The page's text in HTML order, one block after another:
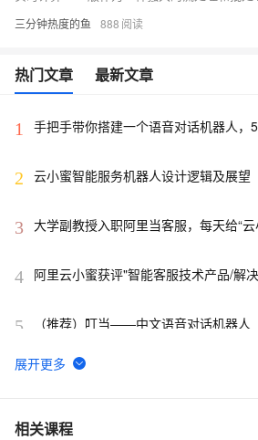
三分钟热度的鱼 888
热门文章 最新文章
1
手把手带你搭建一个语音对话机器人，
2 云小蜜智能服务机器人设计逻辑及展望
3 大学副教授入职阿里当客服，每天给“云
4 阿里云小蜜获评"智能客服技术产品/解
5 （推荐）叮当——中文语音对话机器人
6
中国人工智能学会通讯——自然语言处
7 简单几步，钉钉机器人秒变通义千问对
相关课程